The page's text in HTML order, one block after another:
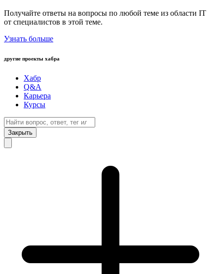
Получайте ответы на вопросы по любой теме из области IT
от специалистов в этой теме.
Узнать больше
другие проекты хабра
Хабр
Q&A
Карьера
Курсы
Закрыть